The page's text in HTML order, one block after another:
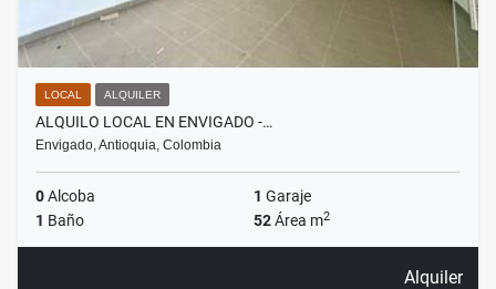
LOCAL ALQUILER
ALQUILO LOCAL EN ENVIGADO -…
Envigado, Antioquia, Colombia
0Alcoba 1 Garaje
1 Baño 52Área m2
Alquiler